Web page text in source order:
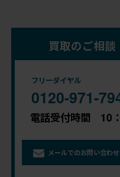
買取のご相
フリーダイヤル
0120-971-
電話受付時間 10
メールでのお問い合わせ